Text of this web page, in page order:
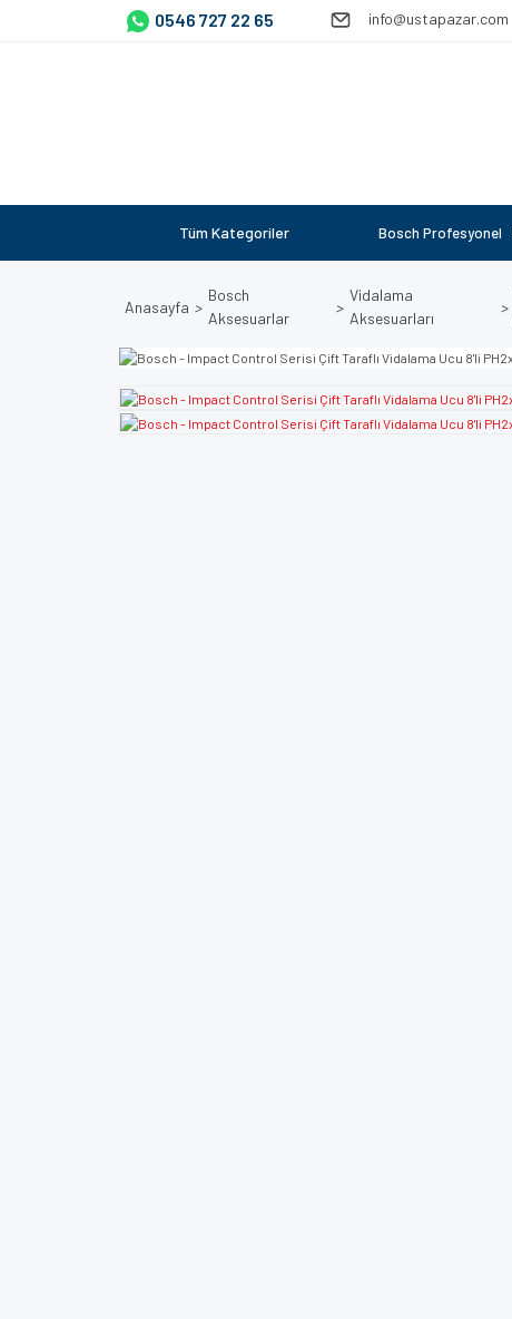
0546 727 22 65 info@ustapazar.com
Tüm Kategoriler Bosch Profesyonel
Anasayfa
Bosch
Aksesuarlar
Vidalama
Aksesuarları